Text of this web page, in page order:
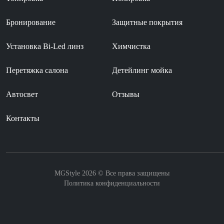
Бронирование Защитные покрытия
Установка Bi-Led линз Химчистка
Перетяжка салона Детейлинг мойка
Автосвет Отзывы
Контакты
MGStyle 2026 © Все права защищены
Политика конфиденциальности